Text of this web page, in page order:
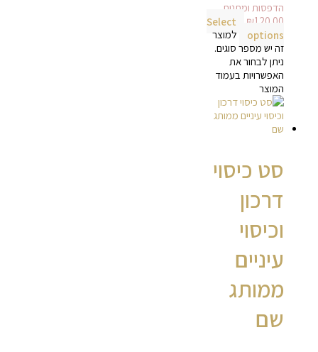
הדפסות ומתנות
₪120.00
Select
options
למוצר
זה יש מספר סוגים.
ניתן לבחור את
האפשרויות בעמוד
המוצר
סט כיסוי
דרכון
וכיסוי
עיניים
ממותג
שם